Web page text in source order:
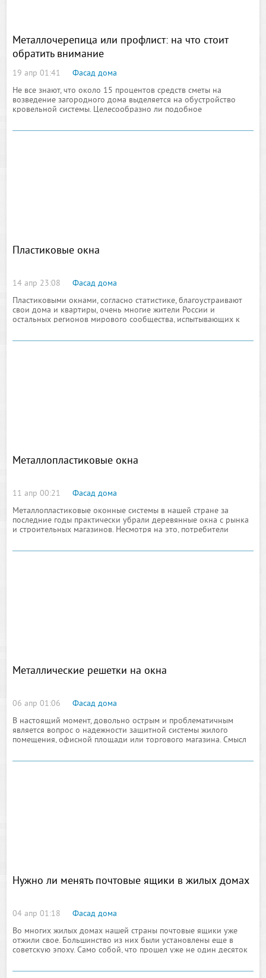
Металлочерепица или профлист: на что стоит
обратить внимание
19 апр 01:41
Фасад дома
Не все знают, что около 15 процентов средств сметы на
возведение загородного дома выделяется на обустройство
кровельной системы. Целесообразно ли подобное
мероприятий
Пластиковые окна
14 апр 23:08
Фасад дома
Пластиковыми окнами, согласно статистике, благоустраивают
свои дома и квартиры, очень многие жители России и
остальных регионов мирового сообщества, испытывающих к
интерес
Металлопластиковые окна
11 апр 00:21
Фасад дома
Металлопластиковые оконные системы в нашей стране за
последние годы практически убрали деревянные окна с рынка
и строительных магазинов. Несмотря на это, потребители
Металлические решетки на окна
06 апр 01:06
Фасад дома
В настоящий момент, довольно острым и проблематичным
является вопрос о надежности защитной системы жилого
помещения, офисной площади или торгового магазина. Смысл
Нужно ли менять почтовые ящики в жилых домах
04 апр 01:18
Фасад дома
Во многих жилых домах нашей страны почтовые ящики уже
отжили свое. Большинство из них были установлены еще в
советскую эпоху. Само собой, что прошел уже не один десяток
следствие, очень скудная функциональность